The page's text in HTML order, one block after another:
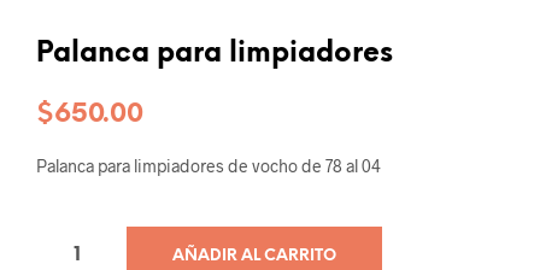
Palanca para limpiadores
$650.00
Palanca para limpiadores de vocho de 78 al 04
AÑADIR AL CARRITO